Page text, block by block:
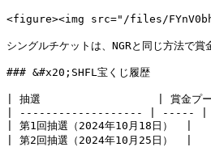
<figure><img src="/files/
シングルチケットは、NGRと同じ方法で賞
### &#x20;SHFL宝くじ履歴
| 抽選                  | 賞金プール | ジ
| ------------------- | -----
| 第1回抽選（2024年10
| 第2回抽選（2024年10